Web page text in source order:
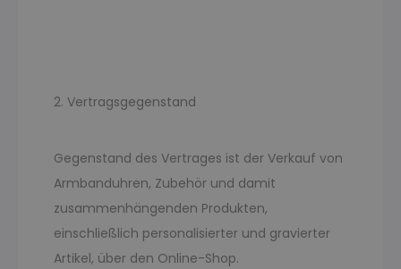
2. Vertragsgegenstand
Gegenstand des Vertrages ist der Verkauf von
Armbanduhren, Zubehör und damit
zusammenhängenden Produkten,
einschließlich personalisierter und gravierter
Artikel, über den Online-Shop.